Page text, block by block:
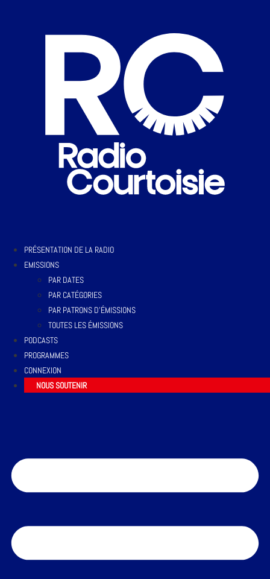
PRÉSENTATION DE LA RADIO
EMISSIONS
PAR DATES
PAR CATÉGORIES
PAR PATRONS D’ÉMISSIONS
TOUTES LES ÉMISSIONS
PODCASTS
PROGRAMMES
CONNEXION
NOUS SOUTENIR